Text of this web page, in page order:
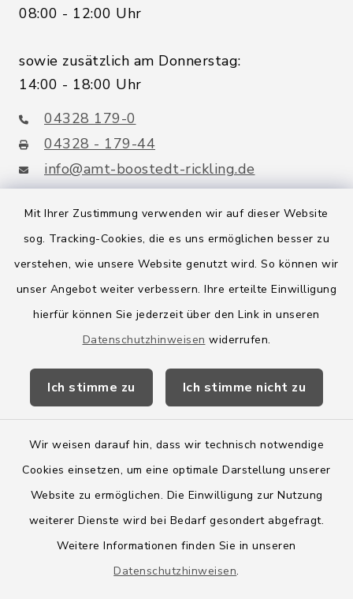
Mit Ihrer Zustimmung verwenden wir auf dieser Website
sog. Tracking-Cookies, die es uns ermöglichen besser zu
verstehen, wie unsere Website genutzt wird. So können wir
unser Angebot weiter verbessern. Ihre erteilte Einwilligung
hierfür können Sie jederzeit über den Link in unseren
Datenschutzhinweisen widerrufen.
Ich stimme zu Ich stimme nicht zu
Wir weisen darauf hin, dass wir technisch notwendige
Cookies einsetzen, um eine optimale Darstellung unserer
Website zu ermöglichen. Die Einwilligung zur Nutzung
weiterer Dienste wird bei Bedarf gesondert abgefragt.
Weitere Informationen finden Sie in unseren
Datenschutzhinweisen.
08:00 - 12:00 Uhr
sowie zusätzlich am Donnerstag:
14:00 - 18:00 Uhr
04328 179-0
04328 - 179-44
info@amt-boostedt-rickling.de
Quicklinks
Amt Boostedt-Rickling
Amtsbroschüre
Wege-Zweckverband
Barrierefreiheit